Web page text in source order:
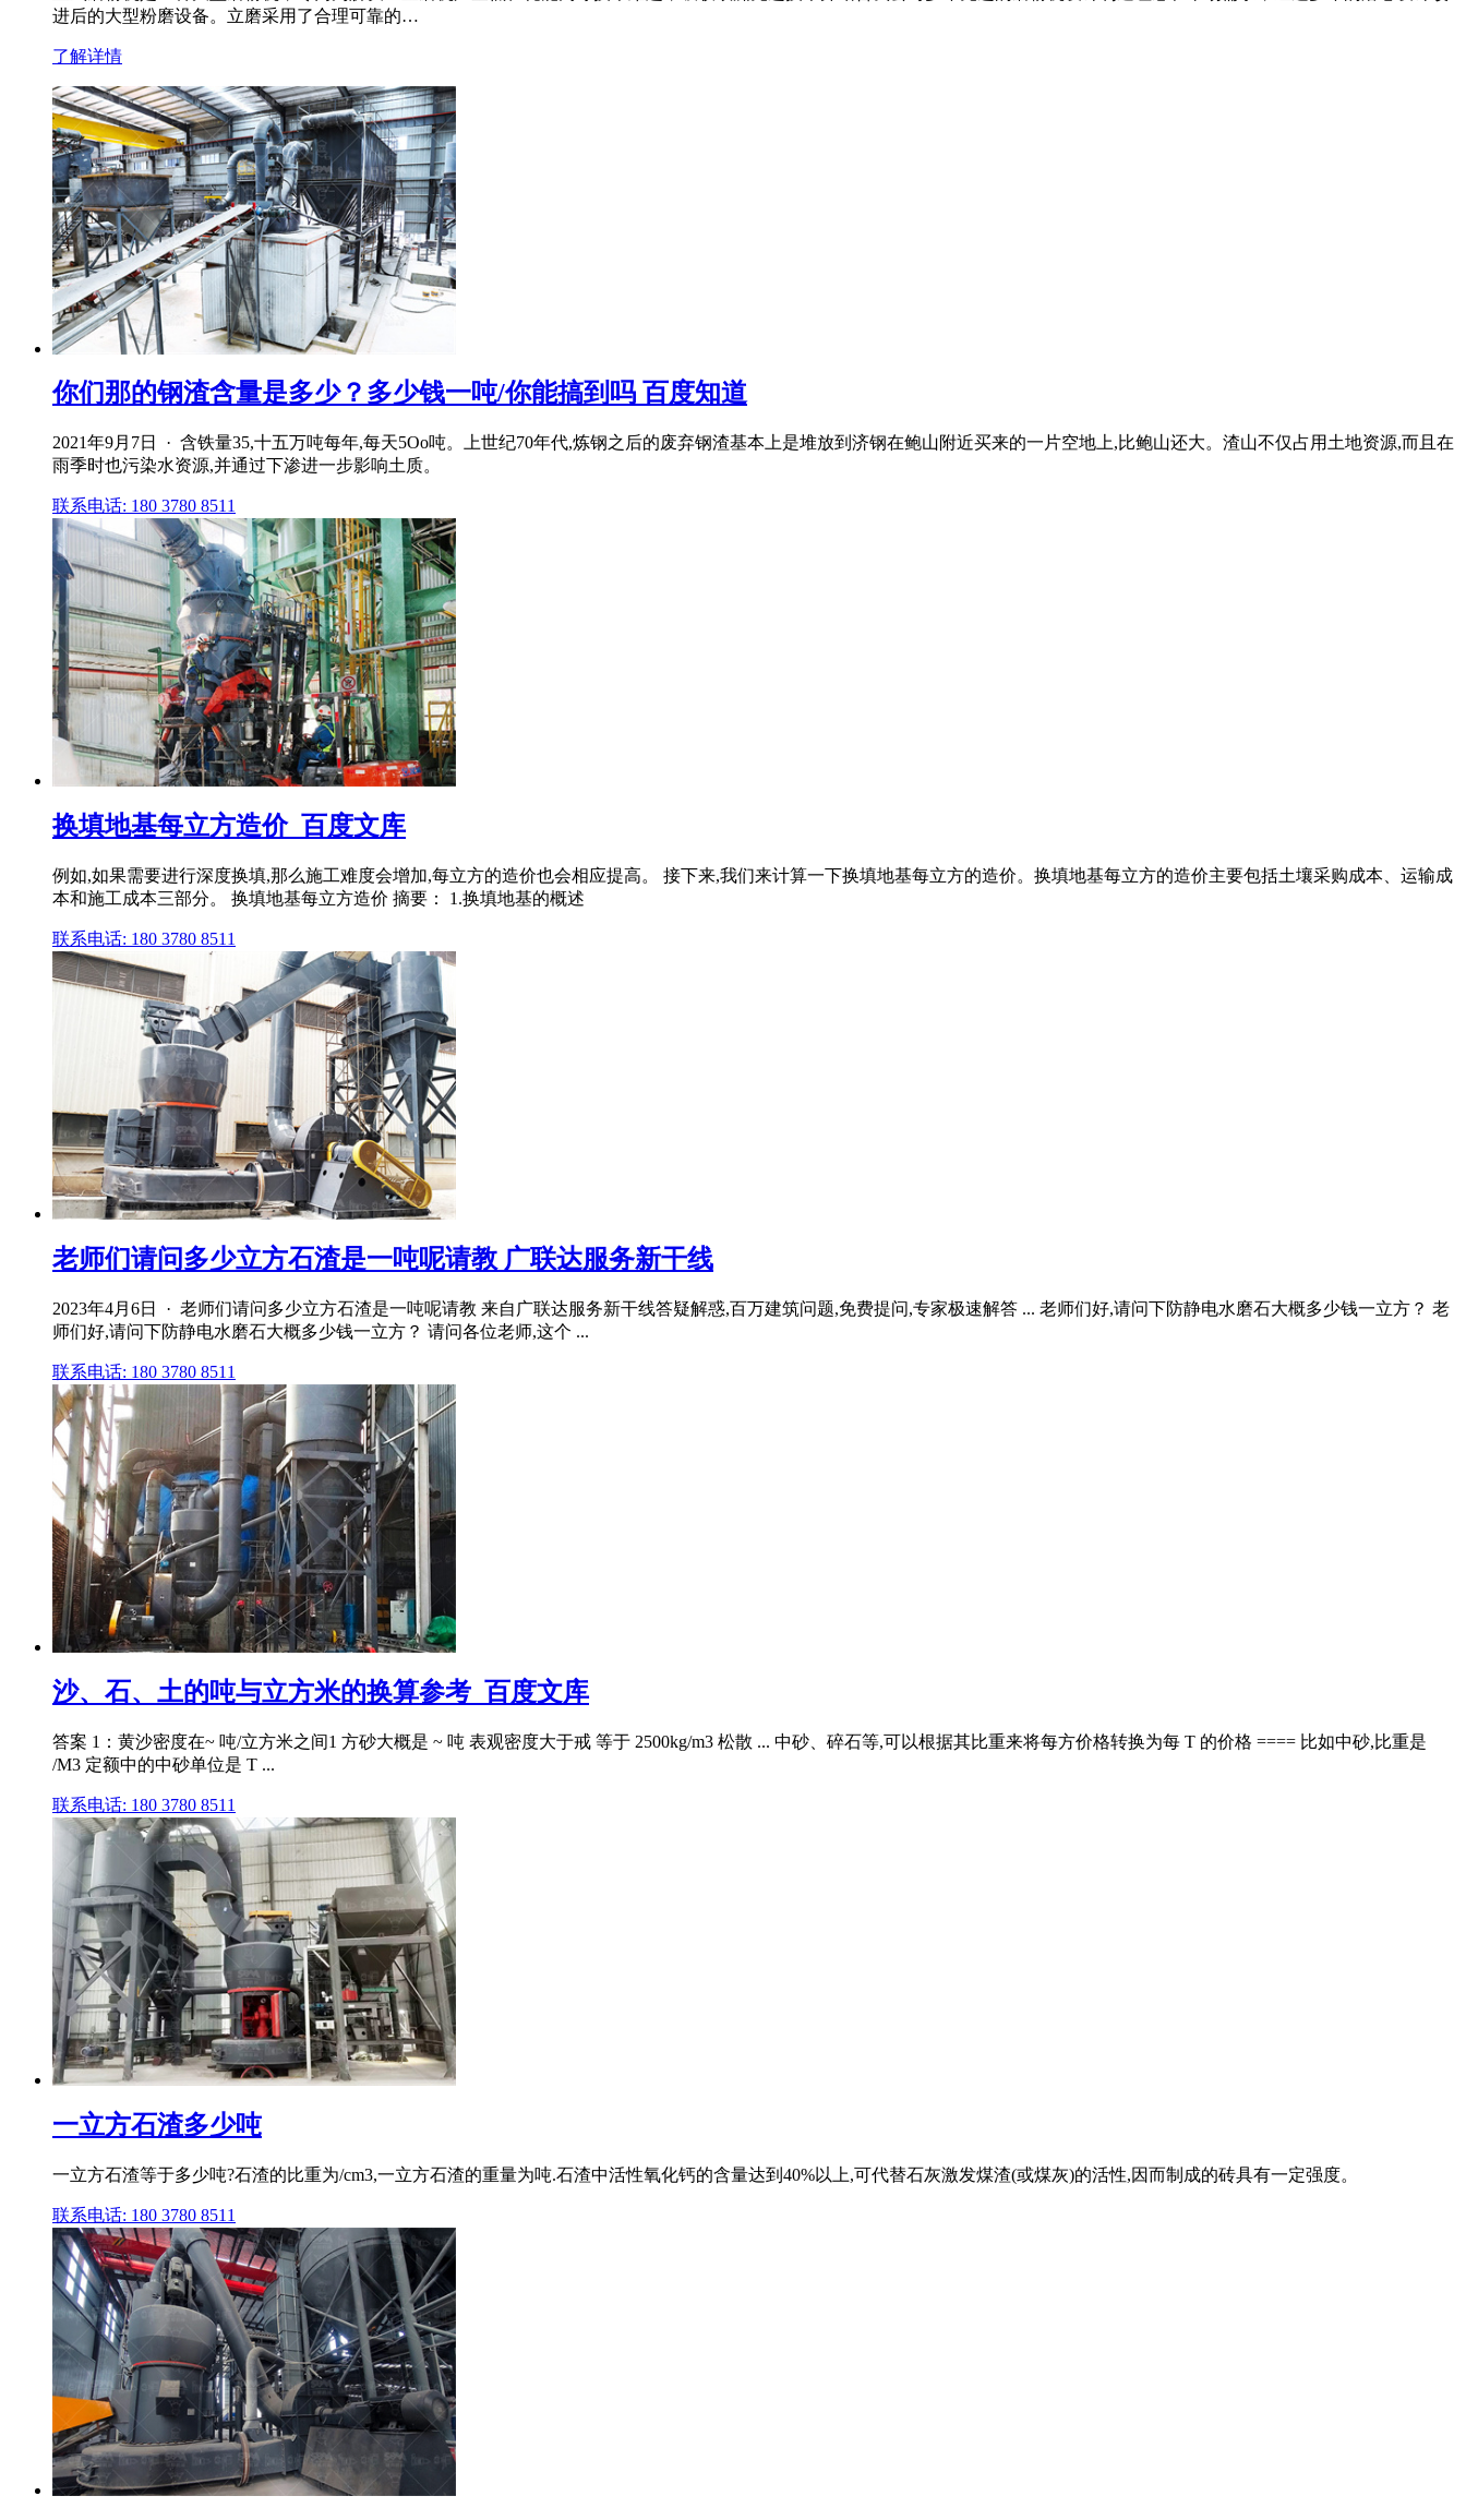
进后的大型粉磨设备。立磨采用了合理可靠的…
了解详情
你们那的钢渣含量是多少？多少钱一吨/你能搞到吗 百度知道
2021年9月7日 · 含铁量35,十五万吨每年,每天5Oo吨。上世纪70年代,炼钢之后的废弃钢渣基本上是堆放到济钢在鲍山附近买来的一片空地上,比鲍山还大。渣山不仅占用土地资源,而且在
雨季时也污染水资源,并通过下渗进一步影响土质。
联系电话: 180 3780 8511
换填地基每立方造价_百度文库
例如,如果需要进行深度换填,那么施工难度会增加,每立方的造价也会相应提高。 接下来,我们来计算一下换填地基每立方的造价。换填地基每立方的造价主要包括土壤采购成本、运输成
本和施工成本三部分。 换填地基每立方造价 摘要： 1.换填地基的概述
联系电话: 180 3780 8511
老师们请问多少立方石渣是一吨呢请教 广联达服务新干线
2023年4月6日 · 老师们请问多少立方石渣是一吨呢请教 来自广联达服务新干线答疑解惑,百万建筑问题,免费提问,专家极速解答 ... 老师们好,请问下防静电水磨石大概多少钱一立方？ 老
师们好,请问下防静电水磨石大概多少钱一立方？ 请问各位老师,这个 ...
联系电话: 180 3780 8511
沙、石、土的吨与立方米的换算参考_百度文库
答案 1：黄沙密度在~ 吨/立方米之间1 方砂大概是 ~ 吨 表观密度大于戒 等于 2500kg/m3 松散 ... 中砂、碎石等,可以根据其比重来将每方价格转换为每 T 的价格 ==== 比如中砂,比重是
/M3 定额中的中砂单位是 T ...
联系电话: 180 3780 8511
一立方石渣多少吨
一立方石渣等于多少吨?石渣的比重为/cm3,一立方石渣的重量为吨.石渣中活性氧化钙的含量达到40%以上,可代替石灰激发煤渣(或煤灰)的活性,因而制成的砖具有一定强度。
联系电话: 180 3780 8511